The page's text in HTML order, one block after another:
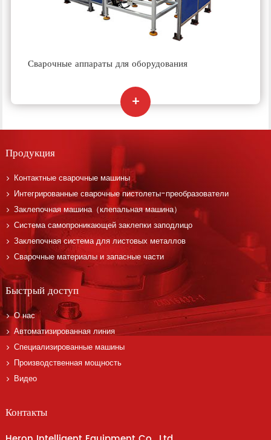
Сварочные аппараты для оборудования
Продукция
Контактные сварочные машины
Интегрированные сварочные пистолеты-преобразователи
Заклепочная машина（клепальная машина）
Система самопроникающей заклепки заподлицо
Заклепочная система для листовых металлов
Сварочные материалы и запасные части
Быстрый доступ
О нас
Автоматизированная линия
Специализированные машины
Производственная мощность
Видео
Контакты